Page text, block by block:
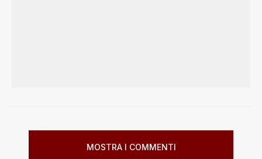
MOSTRA I COMMENTI